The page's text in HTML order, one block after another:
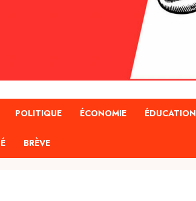
POLITIQUE ÉCONOMIE ÉDUCATION
BRÈVE